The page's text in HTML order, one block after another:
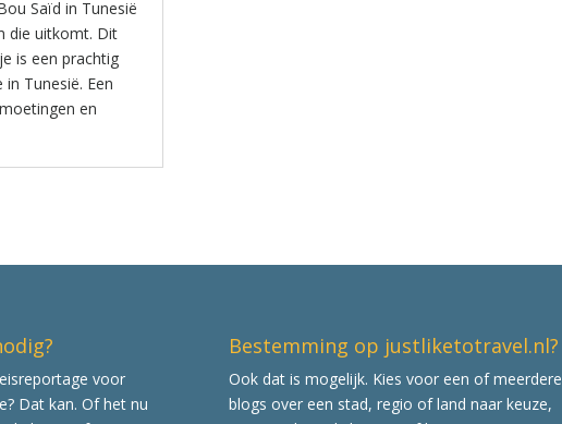
Saïd in Tunesië
die uitkomt. Dit
is een prachtig
Tunesië. Een
en
voor
Dat kan. Of het nu
Bestemming op justliketotravel.nl?
Ook dat is mogelijk. Kies voor een of meerdere
blogs over een stad, regio of land naar keuze,